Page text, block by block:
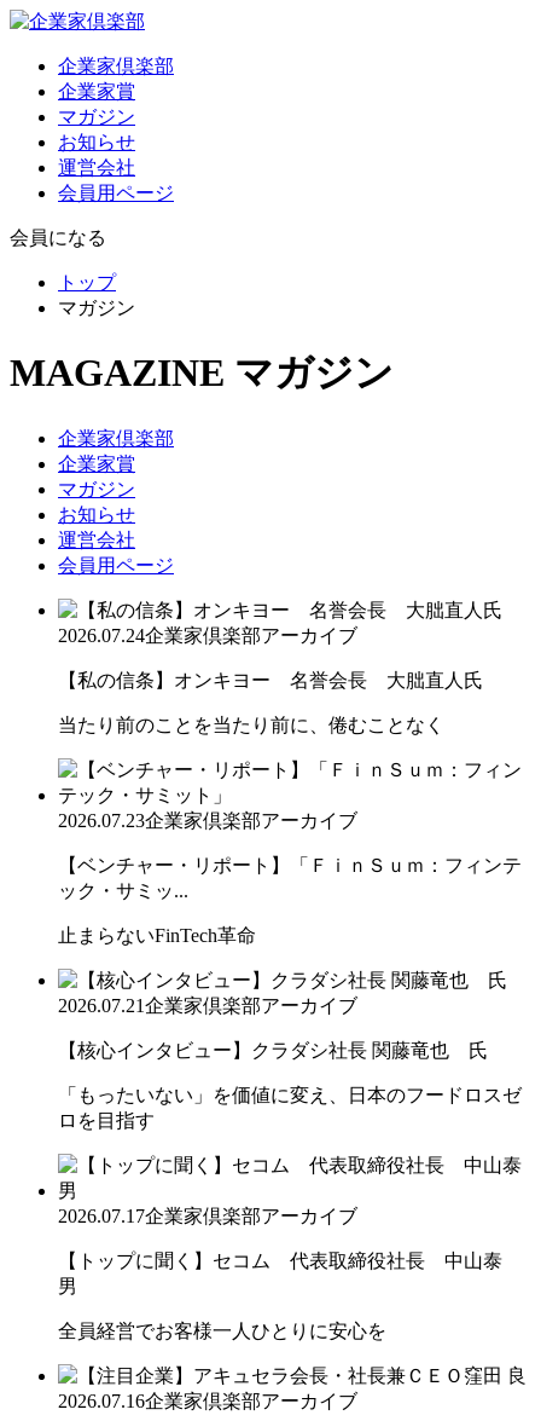
企業家倶楽部
企業家賞
マガジン
お知らせ
運営会社
会員用ページ
会員になる
トップ
マガジン
MAGAZINE マガジン
企業家倶楽部
企業家賞
マガジン
お知らせ
運営会社
会員用ページ
2026.07.24企業家倶楽部アーカイブ
【私の信条】オンキヨー 名誉会長 大朏直人氏
当たり前のことを当たり前に、倦むことなく
2026.07.23企業家倶楽部アーカイブ
【ベンチャー・リポート】「ＦｉｎＳｕｍ：フィンテ
ック・サミッ...
止まらないFinTech革命
2026.07.21企業家倶楽部アーカイブ
【核心インタビュー】クラダシ社長 関藤竜也 氏
「もったいない」を価値に変え、日本のフードロスゼ
ロを目指す
2026.07.17企業家倶楽部アーカイブ
【トップに聞く】セコム 代表取締役社長 中山泰
男
全員経営でお客様一人ひとりに安心を
2026.07.16企業家倶楽部アーカイブ